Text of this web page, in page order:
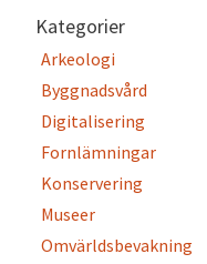
Kategorier
Arkeologi
Byggnadsvård
Digitalisering
Fornlämningar
Konservering
Museer
Omvärldsbevakning